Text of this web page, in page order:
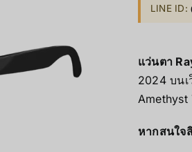
LINE ID:
แว่นตา
2024 บน
Amethyst
หากสนใจ